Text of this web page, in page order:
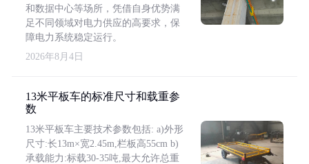
和数据中心等场所，凭借自身优势满
足不同领域对电力供应的高要求，保
障电力系统稳定运行。
2026年8月4日
13米平板车的标准尺寸和载重参
数
13米平板车主要技术参数包括: a)外形
尺寸:长13m×宽2.45m,栏板高55cm b)
承载能力:标载30-35吨,最大允许总重